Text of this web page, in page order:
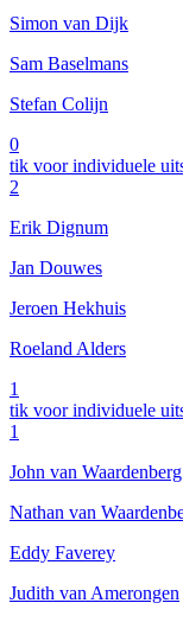
Simon van Dijk
Sam Baselmans
Stefan Colijn
0
tik voor individuele
2
Erik Dignum
Jan Douwes
Jeroen Hekhuis
Roeland Alders
1
tik voor individuele
1
John van Waardenberg
Nathan van
Eddy Faverey
Judith van Amerongen